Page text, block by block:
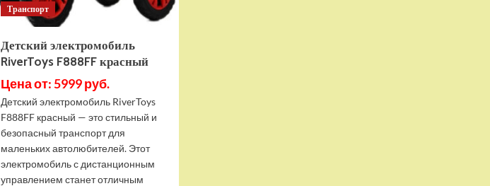
Транспорт
Детский электромобиль
RiverToys F888FF красный
Цена от: 5999 руб.
Детский электромобиль RiverToys
F888FF красный — это стильный и
безопасный транспорт для
маленьких автолюбителей. Этот
электромобиль с дистанционным
управлением станет отличным